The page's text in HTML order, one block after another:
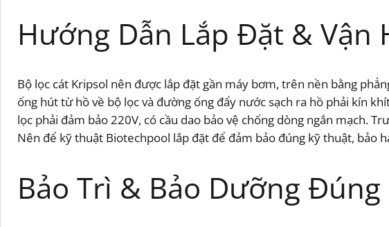
Hướng Dẫn Lắp Đặt & Vận
Bộ lọc cát Kripsol nên được lắp đặt gần máy bơm, trên nền bằng
ống hút từ hồ về bộ lọc và đường ống đẩy nước sạch ra hồ phải kín
lọc phải đảm bảo 220V, có cầu dao bảo vệ chống dòng ngắn mạch.
Nên để kỹ thuật Biotechpool lắp đặt để đảm bảo đúng kỹ thuật, bảo
Bảo Trì & Bảo Dưỡng Đúng